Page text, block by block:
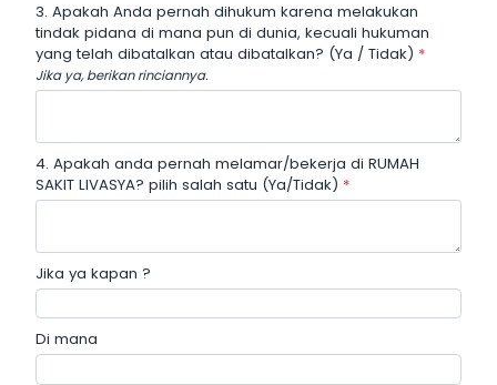
3. Apakah Anda pernah dihukum karena melakukan
tindak pidana di mana pun di dunia, kecuali hukuman
yang telah dibatalkan atau dibatalkan? (Ya / Tidak) *
Jika ya, berikan rinciannya.
4. Apakah anda pernah melamar/bekerja di RUMAH
SAKIT LIVASYA? pilih salah satu (Ya/Tidak) *
Jika ya kapan ?
Di mana